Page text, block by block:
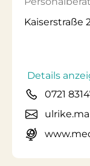
Kaiserstraße
Details
0721